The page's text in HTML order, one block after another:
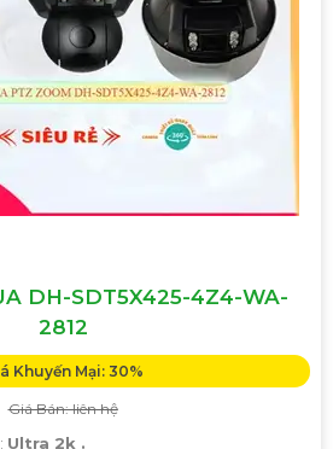
DH-SDT5X425-4Z4-WA-
2812
Khuyến Mại: 30%
Giá Bán: liên hệ
Ultra 2k .